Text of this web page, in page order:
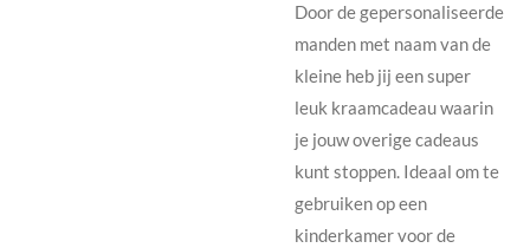
Door de gepersonaliseerde
manden met naam van de
kleine heb jij een super
leuk kraamcadeau waarin
je jouw overige cadeaus
kunt stoppen. Ideaal om te
gebruiken op een
kinderkamer voor de